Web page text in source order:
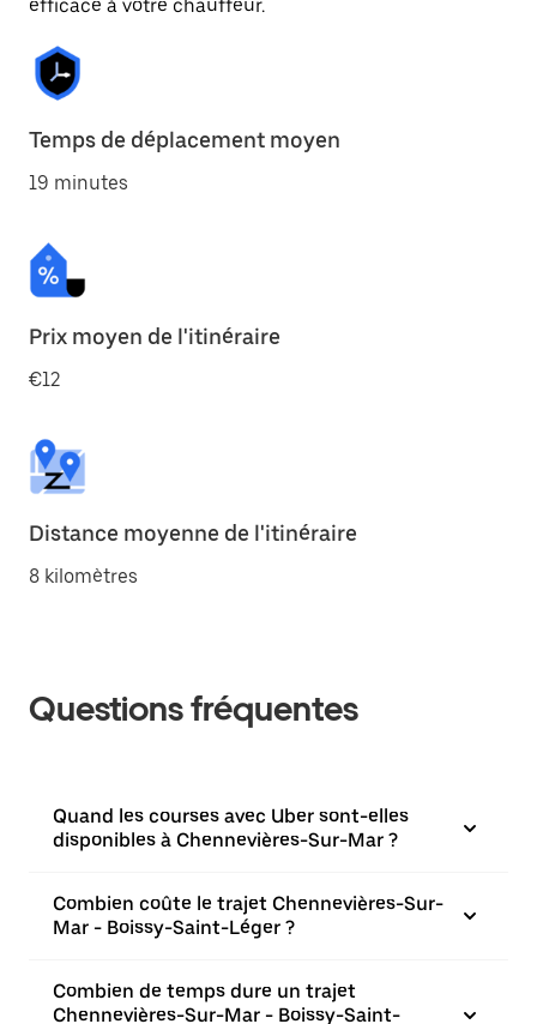
efficace à votre chauffeur.
Temps de déplacement moyen
19 minutes
Prix moyen de l'itinéraire
€12
Distance moyenne de l'itinéraire
8 kilomètres
Questions fréquentes
Quand les courses avec Uber sont-elles
disponibles à Chennevières-Sur-Mar ?
Combien coûte le trajet Chennevières-Sur-
Mar - Boissy-Saint-Léger ?
Combien de temps dure un trajet
Chennevières-Sur-Mar - Boissy-Saint-